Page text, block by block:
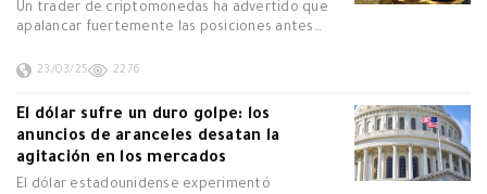
Un trader de criptomonedas ha advertido que
apalancar fuertemente las posiciones antes…
23/03/25 2276
El dólar sufre un duro golpe: los
anuncios de aranceles desatan la
agitación en los mercados
El dólar estadounidense experimentó